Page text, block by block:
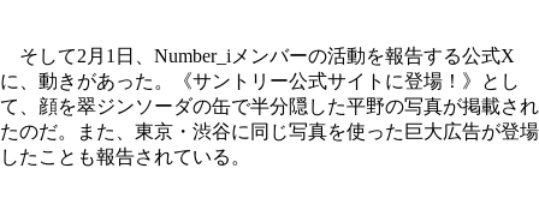
そして2月1日、Number_iメンバーの活動を報告する公式X
に、動きがあった。《サントリー公式サイトに登場！》とし
て、顔を翠ジンソーダの缶で半分隠した平野の写真が掲載され
たのだ。また、東京・渋谷に同じ写真を使った巨大広告が登場
したことも報告されている。